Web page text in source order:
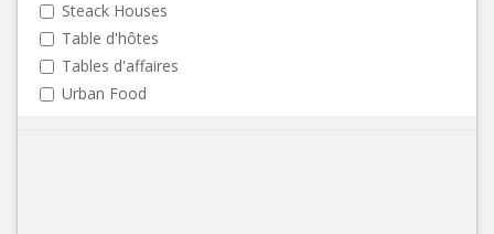
Steack Houses
Table d'hôtes
Tables d'affaires
Urban Food